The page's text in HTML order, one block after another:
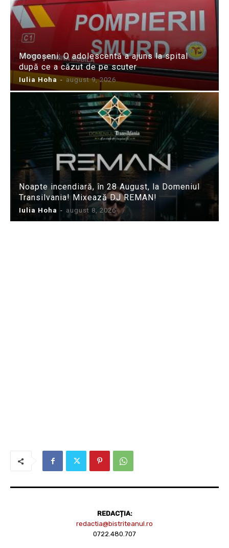
Mogoșeni: O adolescentă a ajuns la spital
după ce a căzut de pe scuter
Iulia Hoha - august 9, 2026
Noapte incendiară, în 28 August, la Domeniul
Transilvania! Mixează DJ REMAN!
Iulia Hoha - august 8, 2026
REDACȚIA:
redactia@bistriteanul.ro
0722.480.707